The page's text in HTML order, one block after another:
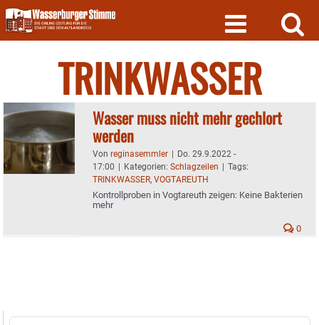
Skip
to
content
TRINKWASSER
Wasser muss nicht mehr gechlort
werden
Von reginasemmler | Do. 29.9.2022 -
17:00 | Kategorien: Schlagzeilen | Tags:
TRINKWASSER, VOGTAREUTH
Kontrollproben in Vogtareuth zeigen: Keine Bakterien
mehr
0